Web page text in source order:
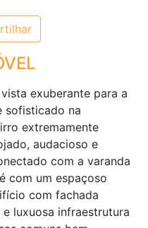
exuberante para a
sofisticado na
extremamente
audacioso e
com a varanda
com um espaçoso
com fachada
luxuosa infraestrutura